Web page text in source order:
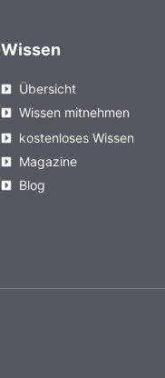
Wissen
Übersicht
Wissen mitnehmen
kostenloses Wissen
Magazine
Blog